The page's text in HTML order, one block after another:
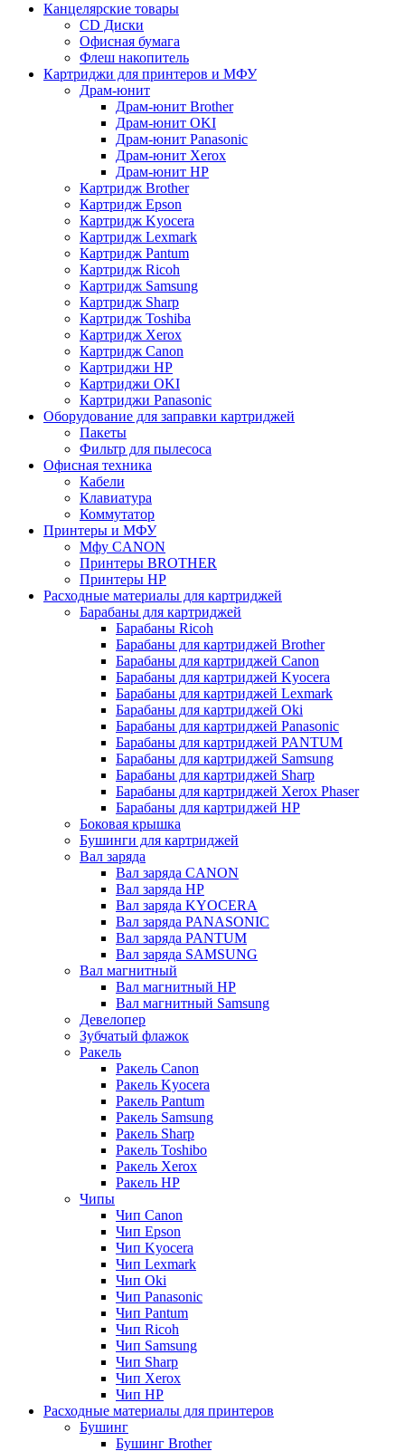
Канцелярские товары
CD Диски
Офисная бумага
Флеш накопитель
Картриджи для принтеров и МФУ
Драм-юнит
Драм-юнит Brother
Драм-юнит OKI
Драм-юнит Panasonic
Драм-юнит Xerox
Драм-юнит НР
Картридж Brother
Картридж Epson
Картридж Kyocera
Картридж Lexmark
Картридж Pantum
Картридж Ricoh
Картридж Samsung
Картридж Sharp
Картридж Toshiba
Картридж Xerox
Картридж Сanon
Картриджи HP
Картриджи OKI
Картриджи Panasonic
Оборудование для заправки картриджей
Пакеты
Фильтр для пылесоса
Офисная техника
Кабели
Клавиатура
Коммутатор
Принтеры и МФУ
Мфу CANON
Принтеры BROTHER
Принтеры HP
Расходные материалы для картриджей
Барабаны для картриджей
Барабаны Ricoh
Барабаны для картриджей Brother
Барабаны для картриджей Canon
Барабаны для картриджей Kyocera
Барабаны для картриджей Lexmark
Барабаны для картриджей Oki
Барабаны для картриджей Panasonic
Барабаны для картриджей PANTUM
Барабаны для картриджей Samsung
Барабаны для картриджей Sharp
Барабаны для картриджей Xerox Phaser
Барабаны для картриджей НР
Боковая крышка
Бушинги для картриджей
Вал заряда
Вал заряда CANON
Вал заряда HP
Вал заряда KYOCERA
Вал заряда PANASONIC
Вал заряда PANTUM
Вал заряда SAMSUNG
Вал магнитный
Вал магнитный HP
Вал магнитный Samsung
Девелопер
Зубчатый флажок
Ракель
Ракель Canon
Ракель Kyocera
Ракель Pantum
Ракель Samsung
Ракель Sharp
Ракель Toshibo
Ракель Xerox
Ракель НР
Чипы
Чип Canon
Чип Epson
Чип Kyocera
Чип Lexmark
Чип Oki
Чип Panasonic
Чип Pantum
Чип Ricoh
Чип Samsung
Чип Sharp
Чип Xerox
Чип НР
Расходные материалы для принтеров
Бушинг
Бушинг Brother